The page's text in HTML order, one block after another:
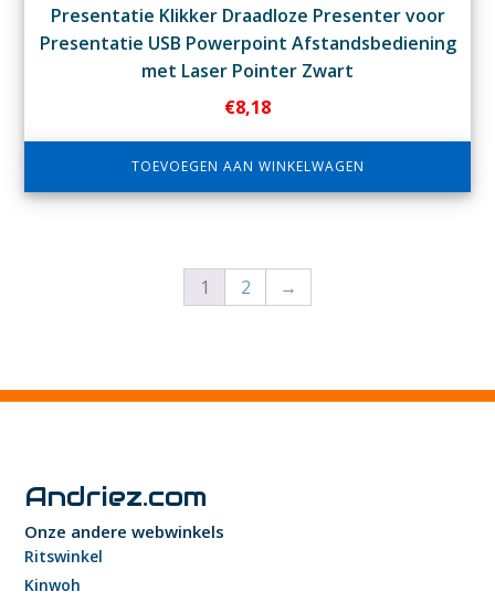
Presentatie Klikker Draadloze Presenter voor
Presentatie USB Powerpoint Afstandsbediening
met Laser Pointer Zwart
€8,18
TOEVOEGEN AAN WINKELWAGEN
1 2 →
Andriez.com
Onze andere webwinkels
Ritswinkel
Kinwoh